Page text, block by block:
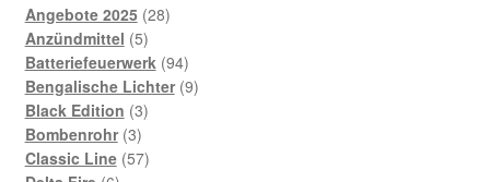
Angebote 2025 2828
Anzündmittel 55
Produkte
Batteriefeuerwerk 9494
Produkte
Bengalische Lichter 99
Black Edition 33
Bombenrohr 33
Produkte
Classic Line 5757